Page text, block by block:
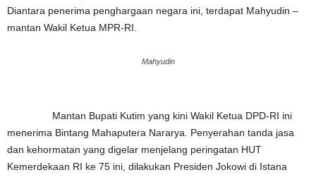
Diantara penerima penghargaan negara ini, terdapat Mahyudin –
mantan Wakil Ketua MPR-RI.
Mahyudin
Mantan Bupati Kutim yang kini Wakil Ketua DPD-RI ini
menerima Bintang Mahaputera Nararya. Penyerahan tanda jasa
dan kehormatan yang digelar menjelang peringatan HUT
Kemerdekaan RI ke 75 ini, dilakukan Presiden Jokowi di Istana